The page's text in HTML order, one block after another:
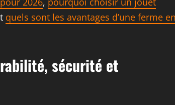
quels sont les avantages d’une ferme
sécurité et